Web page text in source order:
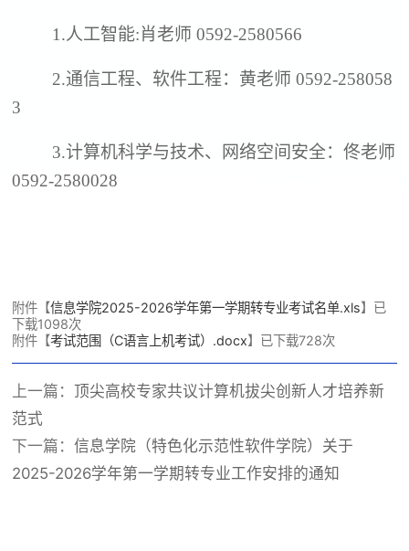
1.人工智能:肖老师0592-2580566
2.通信工程、软件工程：黄老师0592-258058
3
3.计算机科学与技术、网络空间安全：佟老师
0592-2580028
附件【信息学院2025-2026学年第一学期转专业考试名单.xls】已
下载1098次
附件【考试范围（C语言上机考试）.docx】已下载728次
上一篇：顶尖高校专家共议计算机拔尖创新人才培养新
范式
下一篇：信息学院（特色化示范性软件学院）关于
2025-2026学年第一学期转专业工作安排的通知